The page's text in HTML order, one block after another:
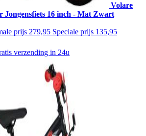
Volare
Jongensfiets 16 inch - Mat Zwart
prijs 279,95 Speciale prijs 135,95
verzending in 24u